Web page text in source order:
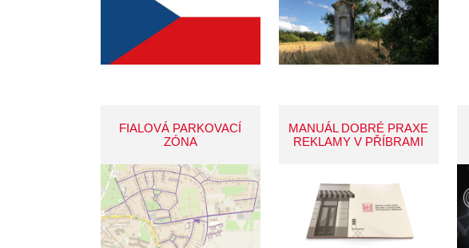
FIALOVÁ PARKOVACÍ
ZÓNA
MANUÁL DOBRÉ PRAXE
REKLAMY V PŘÍBRAMI